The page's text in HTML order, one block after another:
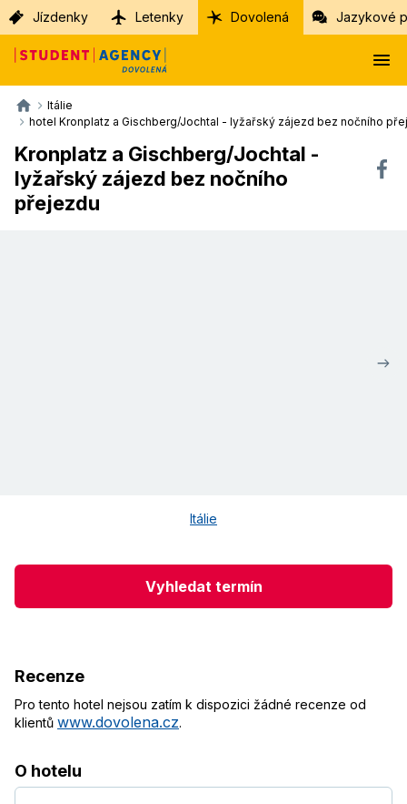
Jízdenky Letenky Dovolená Jazykové
Itálie
hotel Kronplatz a Gischberg/Jochtal - lyžařský zájezd bez nočního
Kronplatz a Gischberg/Jochtal -
lyžařský zájezd bez nočního
přejezdu
Itálie
Vyhledat termín
Recenze
Pro tento hotel nejsou zatím k dispozici žádné recenze od
klientů www.dovolena.cz.
O hotelu